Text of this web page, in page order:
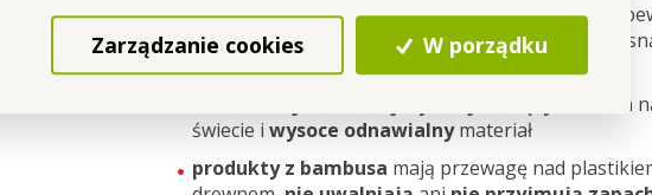
Zarządzanie cookies W porządku
ten produkt jestwykonanyz bambusa, czym
zrównoważony rozwój i wykorzystanie szybko
bambusa
najszybciej rosnących roślin
świecie i wysoce odnawialnymateriał
produkty z bambusa mają przewagę nad